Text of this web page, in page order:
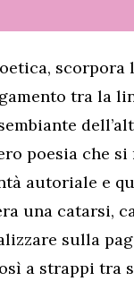
scorpora
tra la
poesia che
autoriale e
una catarsi,
sulla
a strappi tra